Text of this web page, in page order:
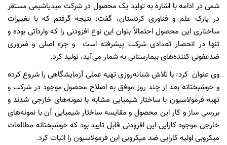
شمی در ادامه با اشاره به تولید یک محصول در شرکت میدیاشیمی مستقر
در پارک علم و فناوری کردستان، گفت: نتیجه گرفتم که با تغییرات
ساختاری این محصول احتمالاً بتوان این نوع افزودنی را که وارداتی بوده و
تنها در انحصار تعدادی شرکت پیشرفته است و جزء اصلی و ضروری
ضدعفونی کننده‌های بیمارستانی به شمار می‌آید، تولید کرد.
وی عنوان کرد: با تلاش شبانه‌روزی تهیه عملی آزمایشگاهی را شروع کرده
و خوشبختانه بعد از چند روز موفق به اصلاح محصول موجود در شرکت و
تهیه فرمولاسیون با ساختار شیمیایی مشابه با نمونه‌های خارجی شدند و
بررسی ساز و کار این محصول و مقایسه ساختار شیمیایی آن با نمونه‌های
خارجی موجود کارایی این افزودنی قابل تایید بود که خوشبختانه مطالعات
میکروبی اولیه کارایی ضد میکروبی این فرمولاسیون را اثبات کرد.